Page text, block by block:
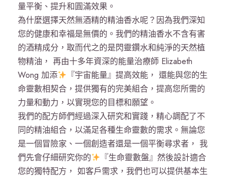
0
m
l
+
生
命
靈
數
報
告
數
量
量平衡、提升和圓滿效果。
為什麼選擇天然無酒精的精油香水呢？因為我們深知
您的健康和幸福是無價的。我們的精油香水不含有害
的酒精成分，取而代之的是閃靈鑽水和純淨的天然植
物精油， 再由十多年資深的能量治療師 Elizabeth
Wong 加添
『宇宙能量』提高效能， 還能與您的生
命靈數相契合，提供獨有的完美組合，提高您所需的
力量和動力，以實現您的目標和願望。
我們的配方師們經過深入研究和實踐，精心調配了不
同的精油組合，以滿足各種生命靈數的需求。無論您
是一個冒險家、一個創造者還是一個平衡尋求者， 我
們先會仔細研究你的
『生命靈數盤』然後設計適合
您的獨特配方， 如客戶需求，我們也可以提供基本生